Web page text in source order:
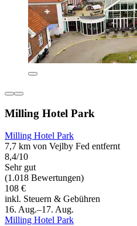
Milling Hotel Park
Milling Hotel Park
7,7 km von Vejlby Fed entfernt
8,4/10
Sehr gut
(1.018 Bewertungen)
108 €
inkl. Steuern & Gebühren
16. Aug.–17. Aug.
Milling Hotel Park